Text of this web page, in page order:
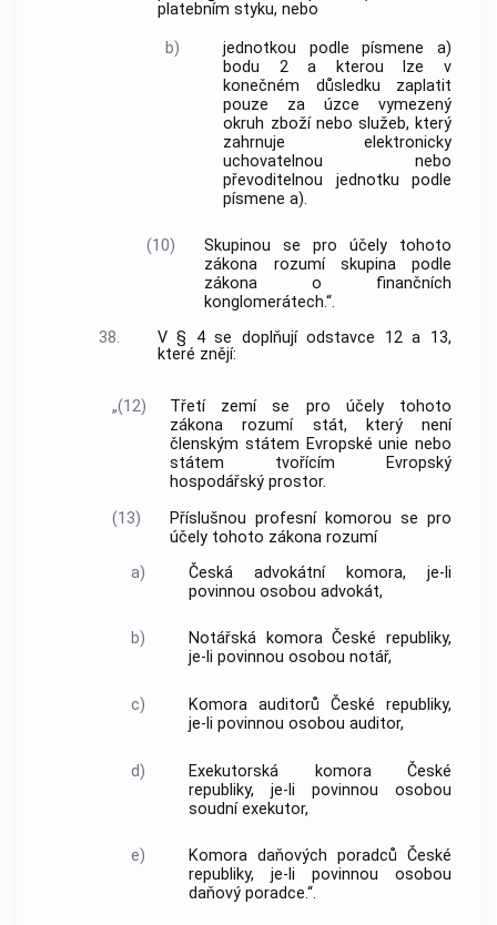
platebním styku, nebo
b)
jednotkou podle písmene a)
bodu 2 a kterou lze v
konečném důsledku zaplatit
pouze za úzce vymezený
okruh zboží nebo služeb, který
zahrnuje elektronicky
uchovatelnou nebo
převoditelnou jednotku podle
písmene a).
(10)
Skupinou se pro účely tohoto
zákona rozumí skupina podle
zákona o finančních
konglomerátech.“.
38.
V § 4 se doplňují odstavce 12 a 13,
které znějí:
„(12)
Třetí zemí se pro účely tohoto
zákona rozumí stát, který není
členským státem Evropské unie nebo
státem tvořícím Evropský
hospodářský prostor.
(13)
Příslušnou profesní komorou se pro
účely tohoto zákona rozumí
a)
Česká advokátní komora, je-li
povinnou osobou advokát,
b)
Notářská komora České republiky,
je-li povinnou osobou notář,
c)
Komora auditorů České republiky,
je-li povinnou osobou auditor,
d)
Exekutorská komora České
republiky, je-li povinnou osobou
soudní exekutor,
e)
Komora daňových poradců České
republiky, je-li povinnou osobou
daňový poradce.“.